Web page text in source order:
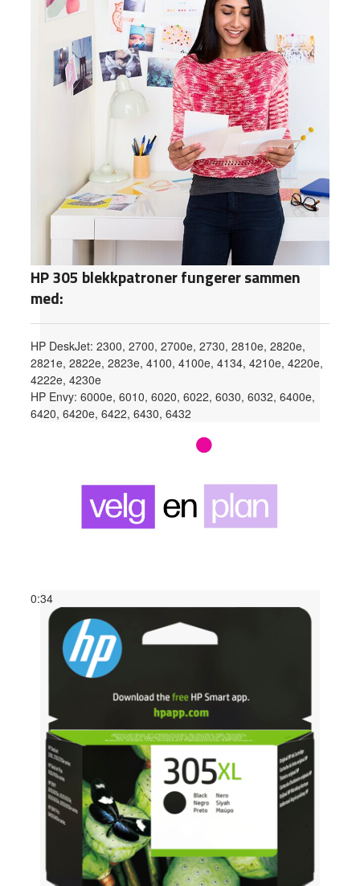
HP 305 blekkpatroner fungerer sammen
med:
HP DeskJet: 2300, 2700, 2700e, 2730, 2810e, 2820e,
2821e, 2822e, 2823e, 4100, 4100e, 4134, 4210e, 4220e,
4222e, 4230e
HP Envy: 6000e, 6010, 6020, 6022, 6030, 6032, 6400e,
6420, 6420e, 6422, 6430, 6432
0:34